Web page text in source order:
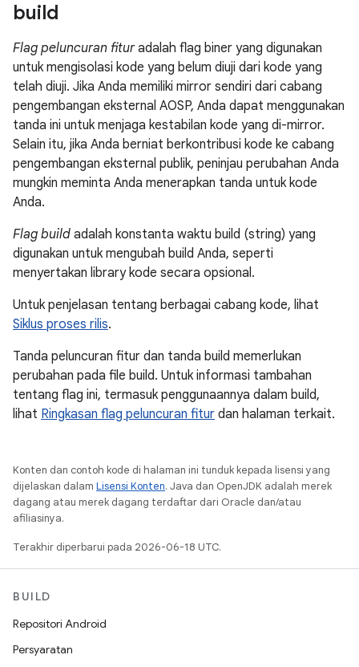
build
Flag peluncuran fituradalah flag biner yang digunakan
untuk mengisolasi kode yang belum diuji dari kode yang
telah diuji. Jika Anda memiliki mirror sendiri dari cabang
pengembangan eksternal AOSP, Anda dapat menggunakan
tanda ini untuk menjaga kestabilan kode yang di-mirror.
Selain itu, jika Anda berniat berkontribusi kode ke cabang
pengembangan eksternal publik, peninjau perubahan Anda
mungkin meminta Anda menerapkan tanda untuk kode
Anda.
Flag build adalah konstanta waktu build (string) yang
digunakan untuk mengubah build Anda, seperti
menyertakan library kode secara opsional.
Untuk penjelasan tentang berbagai cabang kode, lihat
Siklus proses rilis.
Tanda peluncuran fitur dan tanda build memerlukan
perubahan pada file build. Untuk informasi tambahan
tentang flag ini, termasuk penggunaannya dalam build,
lihat Ringkasan flag peluncuran fitur dan halaman terkait.
Konten dan contoh kode di halaman ini tunduk kepada lisensi yang
dijelaskan dalam Lisensi Konten. Java dan OpenJDK adalah merek
dagang atau merek dagang terdaftar dari Oracle dan/atau
afiliasinya.
Terakhir diperbarui pada 2026-06-18 UTC.
BUILD
Repositori Android
Persyaratan